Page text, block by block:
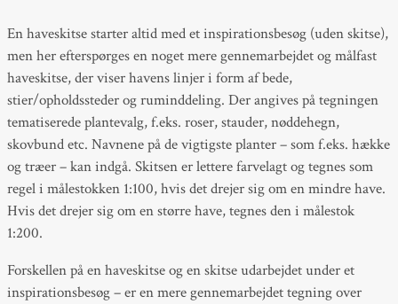
En haveskitse starter altid med et inspirationsbesøg (uden skitse),
men her efterspørges en noget mere gennemarbejdet og målfast
haveskitse, der viser havens linjer i form af bede,
stier/opholdssteder og ruminddeling. Der angives på tegningen
tematiserede plantevalg, f.eks. roser, stauder, nøddehegn,
skovbund etc. Navnene på de vigtigste planter – som f.eks. hække
og træer – kan indgå. Skitsen er lettere farvelagt og tegnes som
regel i målestokken 1:100, hvis det drejer sig om en mindre have.
Hvis det drejer sig om en større have, tegnes den i målestok
1:200.
Forskellen på en haveskitse og en skitse udarbejdet under et
inspirationsbesøg – er en mere gennemarbejdet tegning over